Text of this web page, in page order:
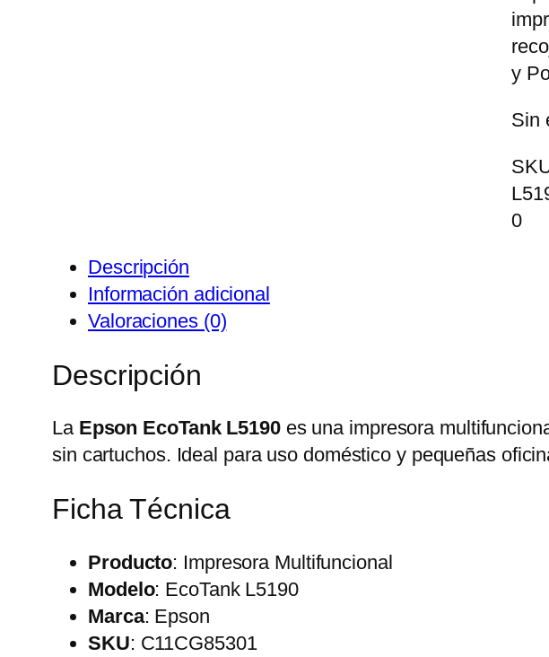
y
Sin
0
Descripción
Información adicional
Valoraciones (0)
Descripción
La Epson EcoTank L5190es una impresora
sin cartuchos. Ideal para uso doméstico y pequeñas
Ficha Técnica
Producto: Impresora Multifuncional
Modelo: EcoTank L5190
Marca: Epson
SKU: C11CG85301